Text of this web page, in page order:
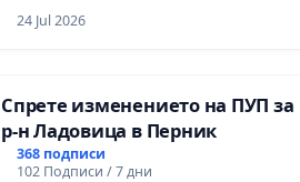
24 Jul 2026
Спрете изменението на ПУП за
р-н Ладовица в Перник
368 подписи
102 Подписи / 7 дни